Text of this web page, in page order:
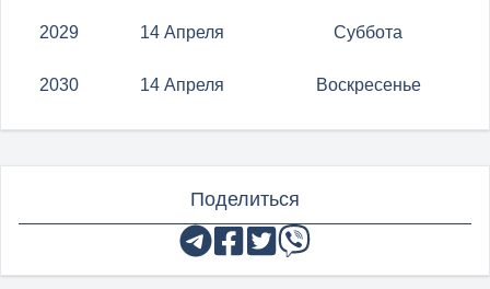
2029 14 Апреля Суббота
2030 14 Апреля Воскресенье
Поделиться